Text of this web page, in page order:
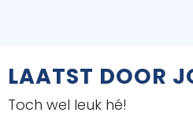
LAATST DOOR
Toch wel leuk hé!